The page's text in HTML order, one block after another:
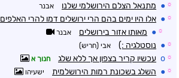
☼
● מתנאל הצלם הירושלמי שלנו אבנר
☼
● אלו היו ימים בהם הרי ירושלים דמו להרי האלפים
☼
● מאותו אזור בירושלים אבנר
☼
● נוסטלגיה :) אבי (חריש)
☼
o עכשיו קריר בצפון אך ללא שלג חנוך א
☼
● השלג בשכונת רמות הירושלמית ישעיהו